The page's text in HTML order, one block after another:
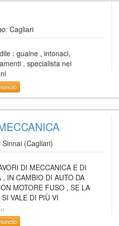
Cagliari
: guaine , intonaci,
, specialista nei
Sinnai (Cagliari)
DI MECCANICA E DI
IN CAMBIO DI AUTO DA
MOTORE FUSO , SE LA
VALE DI PIÙ VI